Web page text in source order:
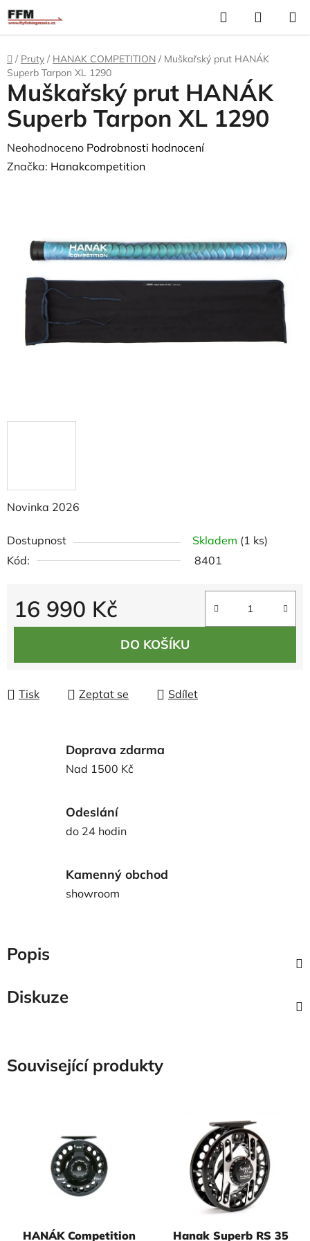
Přejít
na
obsah
Hledat
Domů
/ Pruty / HANAK COMPETITION / Muškařský prut HANÁK
Superb Tarpon XL 1290
Novinka 2026
Dostupnost Skladem (1 ks)
Kód:
8401
16 990 Kč
Měrná cena:
DO KOŠÍKU
Tisk Zeptat se Sdílet
Muškařský prut HANÁK
Superb Tarpon XL 1290
Průměrné
hodnocení
hvězdiček.
Neohodnoceno Podrobnosti hodnocení
Značka: Hanakcompetition
Doprava zdarma
Nad 1500 Kč
Odeslání
do 24 hodin
Kamenný obchod
showroom
Popis
Diskuze
Související produkty
HANÁK Competition Hanak Superb RS 35